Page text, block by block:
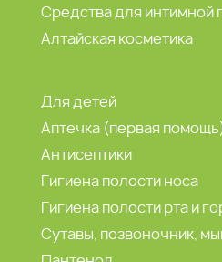
Средства для интимной
Алтайская косметика
Для детей
Аптечка (первая
Антисептики
Гигиена полости носа
Гигиена полости рта и
Сутавы, позвоночник,